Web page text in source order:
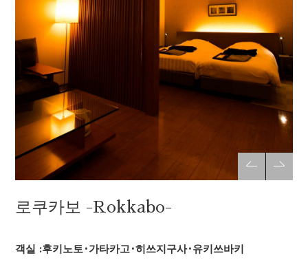
로쿠카보 -Rokkabo-
객실 :후키노토·가타카고·히쓰지구사·유키쓰바키